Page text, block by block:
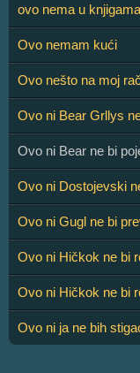
ovo nema u
Ovo nemam kući
Ovo nešto na moj
Ovo ni Bear Grllys
Ovo ni Bear ne bi
Ovo ni Dostojevski
Ovo ni Gugl ne bi
Ovo ni Hičkok ne bi
Ovo ni Hičkok ne bi
Ovo ni ja ne bih